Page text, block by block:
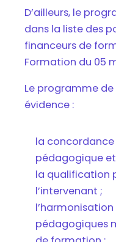
D’ailleurs, le
dans la liste des
financeurs de
Formation du 05
Le programme
évidence :
la
pédagogique
la qualification
l’intervenant ;
pédagogiques